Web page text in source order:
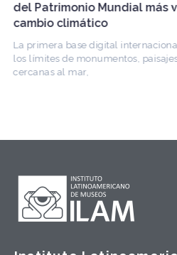
Arquitecto, historiador e
CONICET, fundó el CEDODAL e
de Arquitectura